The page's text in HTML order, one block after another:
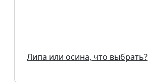
Липа или осина, что выбрать?